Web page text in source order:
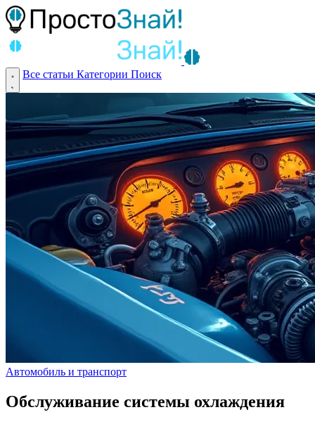
Все статьи Категории Поиск
Автомобиль и транспорт
Обслуживание системы охлаждения